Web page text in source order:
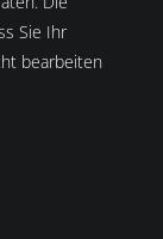
Sie Ihr
bearbeiten